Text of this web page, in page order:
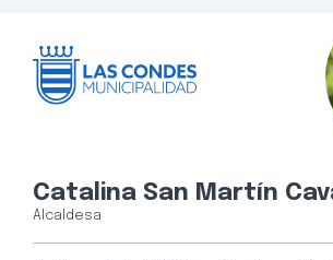
Catalina San Martín
Alcaldesa